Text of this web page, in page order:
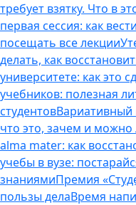
требует взятку. Что в
первая сессия: как
посещать все лекции
делать, как
университете: как это
учебников: полезная
студентов
что это, зачем и можно
alma mater: как
учебы в вузе:
знаниямиПремия
пользы делаВремя